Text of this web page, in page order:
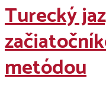
Turecký
metódou